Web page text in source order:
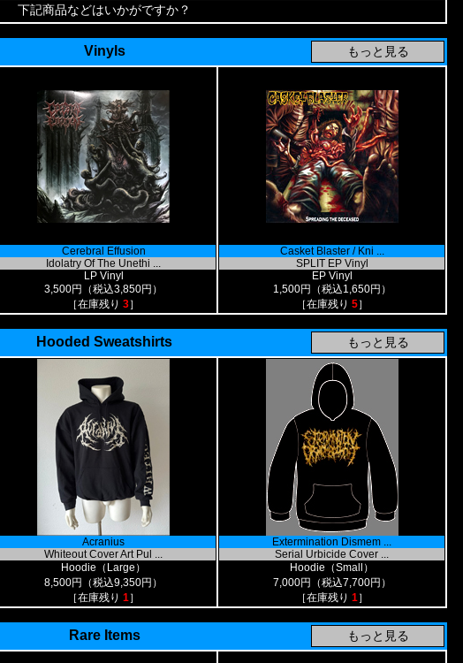
下記商品などはいかがですか？
Vinyls
Cerebral Effusion
Idolatry Of The Unethi ...
LP Vinyl
3,500円（税込3,850円）
［在庫残り 3］
Casket Blaster / Kni ...
SPLIT EP Vinyl
EP Vinyl
1,500円（税込1,650円）
［在庫残り 5］
Hooded Sweatshirts
Acranius
Whiteout Cover Art Pul ...
Hoodie（Large）
8,500円（税込9,350円）
［在庫残り 1］
Extermination Dismem ...
Serial Urbicide Cover ...
Hoodie（Small）
7,000円（税込7,700円）
［在庫残り 1］
Rare Items